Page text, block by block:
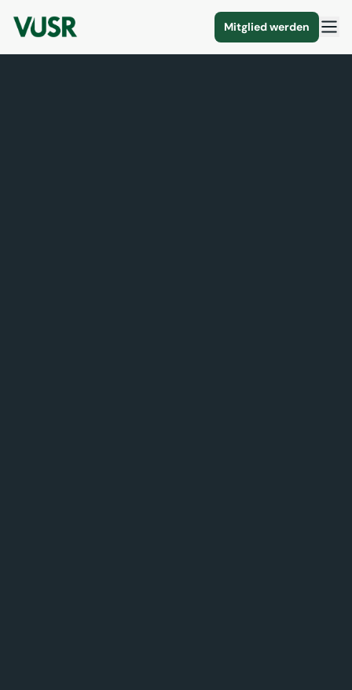
Mitglied werden